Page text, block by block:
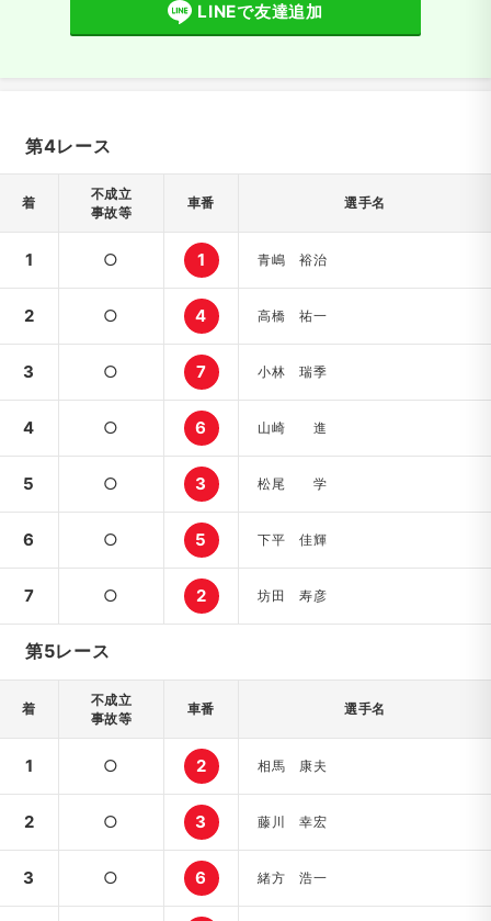
LINEで友達追加
第4レース
着
不成立
事故等
車番 選手名
1 ○ 1 青嶋 裕治
2 ○ 4 高橋 祐一
3 ○ 7 小林 瑞季
4 ○ 6 山崎 進
5 ○ 3 松尾 学
6 ○ 5 下平 佳輝
7 ○ 2 坊田 寿彦
第5レース
着
不成立
事故等
車番 選手名
1 ○ 2 相馬 康夫
2 ○ 3 藤川 幸宏
3 ○ 6 緒方 浩一